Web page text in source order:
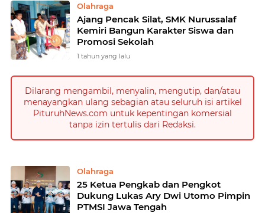
Olahraga
Ajang Pencak Silat, SMK Nurussalaf
Kemiri Bangun Karakter Siswa dan
Promosi Sekolah
1 tahun yang lalu
Dilarang mengambil, menyalin, mengutip, dan/atau
menayangkan ulang sebagian atau seluruh isi artikel
PituruhNews.com untuk kepentingan komersial
tanpa izin tertulis dari Redaksi.
Olahraga
25 Ketua Pengkab dan Pengkot
Dukung Lukas Ary Dwi Utomo Pimpin
PTMSI Jawa Tengah